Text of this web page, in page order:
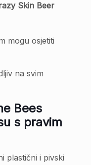
Skin Beer
mogu osjetiti
na svim
Bees
s pravim
plastični i pivski